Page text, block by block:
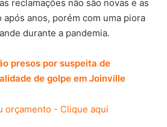
reclamações não são novas e as
anos, porém com uma piora
durante a pandemia.
presos por suspeita de
de golpe em Joinville